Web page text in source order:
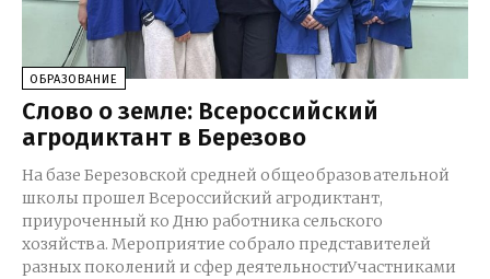
ОБРАЗОВАНИЕ
Слово о земле: Всероссийский
агродиктант в Березово
На базе Березовской средней общеобразовательной
школы прошел Всероссийский агродиктант,
приуроченный ко Дню работника сельского
хозяйства. Мероприятие собрало представителей
разных поколений и сфер деятельностиУчастниками